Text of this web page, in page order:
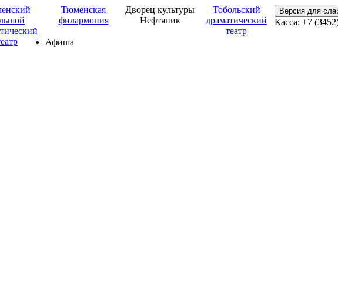
Тюменская
филармония
Дворец культуры
Нефтяник
Тобольский
драматический
театр
Версия для
Касса: +7
Афиша